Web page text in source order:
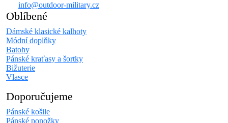
info@outdoor-military.cz
Oblíbené
Dámské klasické kalhoty
Módní doplňky
Batohy
Pánské kraťasy a šortky
Bižuterie
Vlasce
Doporučujeme
Pánské košile
Pánské ponožky